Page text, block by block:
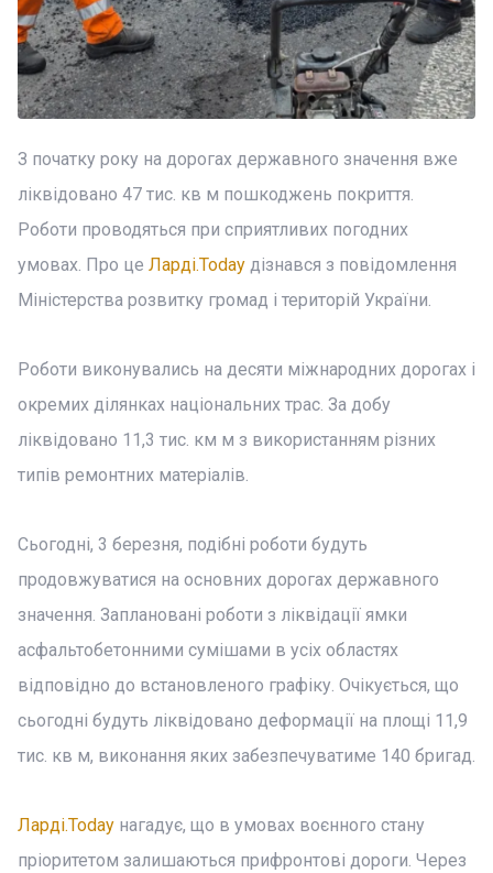
З початку року на дорогах державного значення вже
ліквідовано 47 тис. кв м пошкоджень покриття.
Роботи проводяться при сприятливих погодних
умовах. Про це Ларді.Today дізнався з повідомлення
Міністерства розвитку громад і територій України.
Роботи виконувались на десяти міжнародних дорогах і
окремих ділянках національних трас. За добу
ліквідовано 11,3 тис. км м з використанням різних
типів ремонтних матеріалів.
Сьогодні, 3 березня, подібні роботи будуть
продовжуватися на основних дорогах державного
значення. Заплановані роботи з ліквідації ямки
асфальтобетонними сумішами в усіх областях
відповідно до встановленого графіку. Очікується, що
сьогодні будуть ліквідовано деформації на площі 11,9
тис. кв м, виконання яких забезпечуватиме 140 бригад.
Ларді.Today нагадує, що в умовах воєнного стану
пріоритетом залишаються прифронтові дороги. Через